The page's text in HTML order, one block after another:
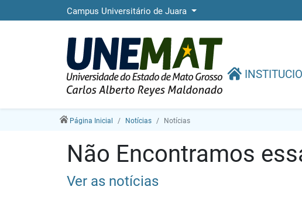
Campus Universitário de Juara
Página Inicial Notícias Notícias
Não Encontramos
Ver as notícias